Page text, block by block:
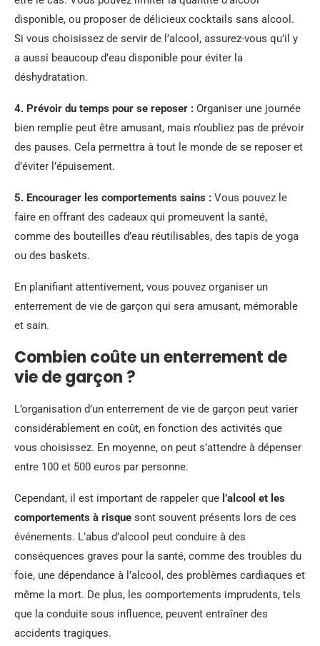
disponible, ou proposer de délicieux cocktails sans alcool.
Si vous choisissez de servir de l’alcool, assurez-vous qu’il y
a aussi beaucoup d’eau disponible pour éviter la
déshydratation.
4. Prévoir du temps pour se reposer : Organiser une journée
bien remplie peut être amusant, mais n’oubliez pas de prévoir
des pauses. Cela permettra à tout le monde de se reposer et
d’éviter l’épuisement.
5. Encourager les comportements sains : Vous pouvez le
faire en offrant des cadeaux qui promeuvent la santé,
comme des bouteilles d’eau réutilisables, des tapis de yoga
ou des baskets.
En planifiant attentivement, vous pouvez organiser un
enterrement de vie de garçon qui sera amusant, mémorable
et sain.
Combien coûte un enterrement de
vie de garçon ?
L’organisation d’un enterrement de vie de garçon peut varier
considérablement en coût, en fonction des activités que
vous choisissez. En moyenne, on peut s’attendre à dépenser
entre 100 et 500 euros par personne.
Cependant, il est important de rappeler que l’alcool et les
comportements à risque sont souvent présents lors de ces
événements. L’abus d’alcool peut conduire à des
conséquences graves pour la santé, comme des troubles du
foie, une dépendance à l’alcool, des problèmes cardiaques et
même la mort. De plus, les comportements imprudents, tels
que la conduite sous influence, peuvent entraîner des
accidents tragiques.